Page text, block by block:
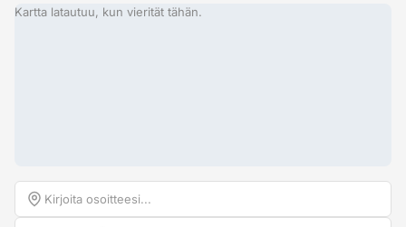
Kartta latautuu, kun vierität tähän.